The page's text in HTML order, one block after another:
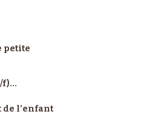
petite
de l’enfant